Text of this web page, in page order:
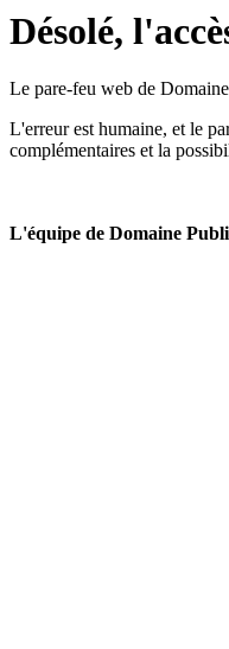
Désolé,
Le pare-feu web de
L'erreur est humaine, et le
complémentaires et la
L'équipe de Domaine